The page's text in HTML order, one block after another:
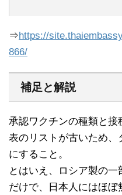
⇒https://
866/
補足と解説
承認ワクチンの種類と
表のリストが古いため
にすること。
とはいえ、ロシア製の
だけで、日本人にはほぼ